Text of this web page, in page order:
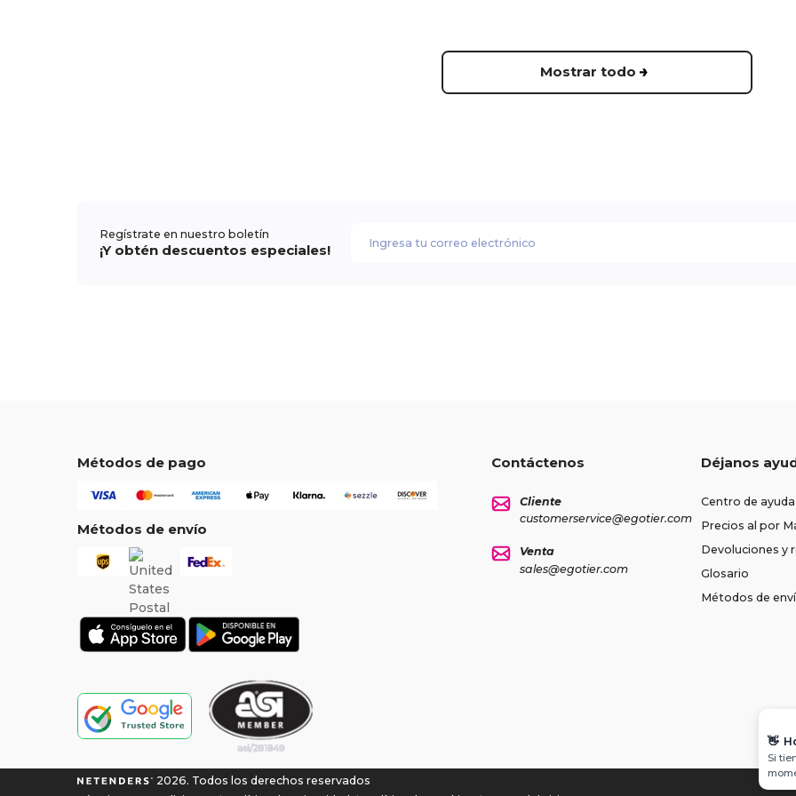
Mostrar todo
Regístrate en nuestro boletín
¡Y obtén descuentos especiales!
Métodos de pago
Métodos de envío
Contáctenos
Cliente
customerservice@egotier.com
Venta
sales@egotier.com
Déjanos
Centro de ayuda
Precios al por
Devoluciones y
Glosario
Métodos de
2026. Todos los derechos reservados
👋
Si